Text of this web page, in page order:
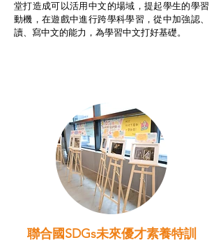
堂打造成可以活用中文的場域，提起學生的學習
動機，在遊戲中進行跨學科學習，從中加強認、
讀、寫中文的能力，為學習中文打好基礎。
聯合國SDGs未來優才素養特訓